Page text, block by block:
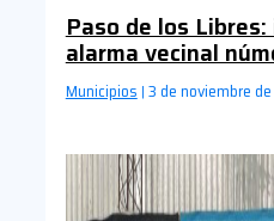
Paso de los
alarma vecinal
Municipios | 3 de noviembre